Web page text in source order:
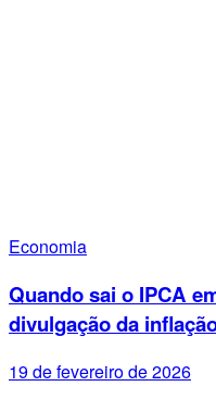
Economia
Quando sai o IPCA
divulgação da
19 de fevereiro de 2026